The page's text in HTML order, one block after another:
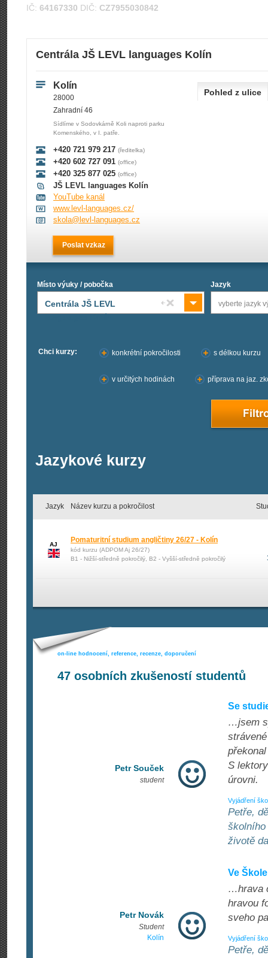
IČ: 64167330 DIČ: CZ7955030842
Centrála JŠ LEVL languages Kolín
Kolín
28000
Zahradní 46
Sídlíme v Sodovkárně Koli naproti parku
Komenského, v I. patře.
+420 721 979 217 (ředitelka)
+420 602 727 091 (office)
+420 325 877 025 (office)
JŠ LEVL languages Kolín
YouTube kanál
www.levl-languages.cz/
skola@levl-languages.cz
Poslat vzkaz
Pohled z ulice
Místo výuky / pobočka
Centrála JŠ LEVL
languages Kolín
Jazyk
vyberte jazyk
Chci kurzy: konkrétní pokročilosti s délkou kurzu
v určitých hodinách příprava na jaz.
Jazykové kurzy
Jazyk Název kurzu a pokročilost
AJ
Pomaturitní studium angličtiny 26/27 - Kolín
kód kurzu (ADPOM Aj 26/27)
B1 - Nižší-středně pokročilý, B2 - Vyšší-středně pokročilý
on-line hodnocení, reference, recenze, doporučení
47 osobních zkušeností studentů
Petr Souček
student
Se
…jsem
S
úrovni.
Vyjádření
Petře,
školního
životě
Petr Novák
Student
Kolín
Ve
…hrava
hravou
sveho
Vyjádření
Petře,